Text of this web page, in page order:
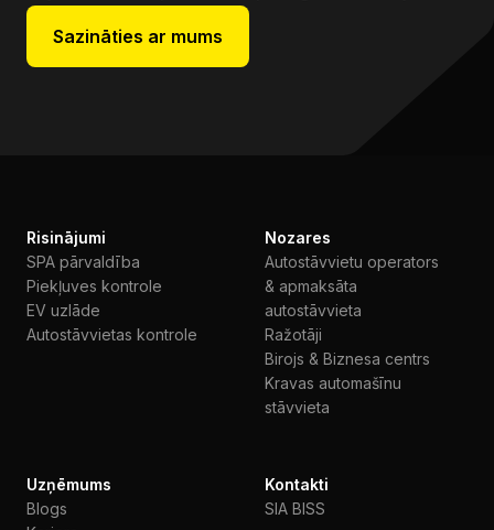
Sazināties ar mums
Risinājumi
SPA pārvaldība
Piekļuves kontrole
EV uzlāde
Autostāvvietas kontrole
Nozares
Autostāvvietu operators
& apmaksāta
autostāvvieta
Ražotāji
Birojs & Biznesa centrs
Kravas automašīnu
stāvvieta
Uzņēmums
Blogs
Kontakti
SIA BISS